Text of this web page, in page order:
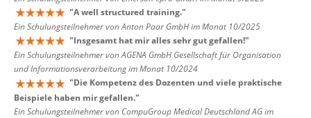
"A well structured training."
Ein Schulungsteilnehmer von Anton Paar GmbH im Monat 10/2025
"Insgesamt hat mir alles sehr gut gefallen!"
Ein Schulungsteilnehmer von AGENA GmbH Gesellschaft für Organisation
und Informationsverarbeitung im Monat 10/2024
"Die Kompetenz des Dozenten und viele praktische
Beispiele haben mir gefallen."
Ein Schulungsteilnehmer von CompuGroup Medical Deutschland AG im